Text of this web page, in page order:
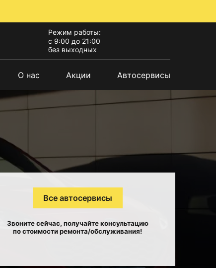
Режим работы:
с 9:00 до 21:00
без выходных
О нас Акции Автосервисы
Все автосервисы
Звоните сейчас, получайте консультацию
по стоимости ремонта/обслуживания!